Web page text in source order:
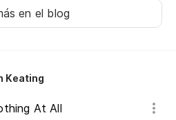
en el blog
Keating
At All